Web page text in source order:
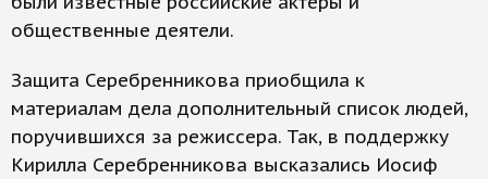
общественные деятели.
Защита Серебренникова приобщила к
материалам дела дополнительный список людей,
поручившихся за режиссера. Так, в поддержку
Кирилла Серебренникова высказались Иосиф